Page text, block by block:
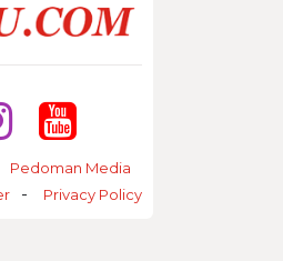
Pedoman Media
Privacy Policy